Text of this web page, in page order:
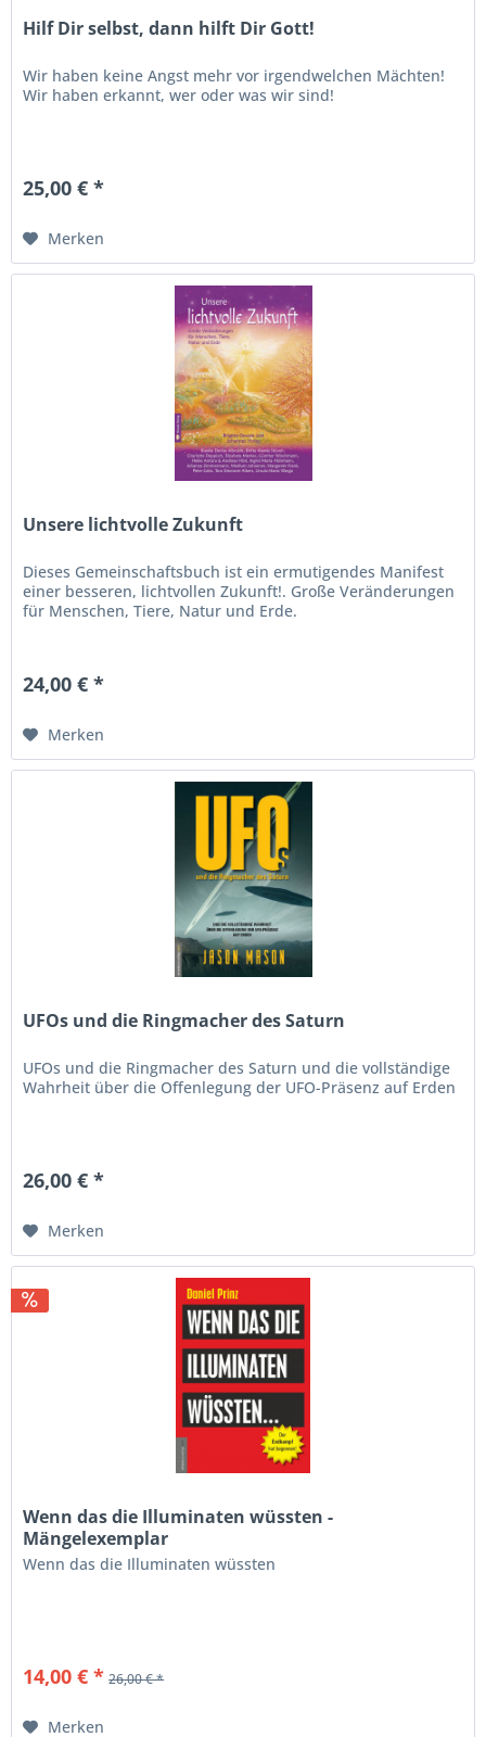
Hilf Dir selbst, dann hilft Dir Gott!
Wir haben keine Angst mehr vor irgendwelchen Mächten!
Wir haben erkannt, wer oder was wir sind!
25,00 € *
Merken
Unsere lichtvolle Zukunft
Dieses Gemeinschaftsbuch ist ein ermutigendes Manifest
einer besseren, lichtvollen Zukunft!. Große Veränderungen
für Menschen, Tiere, Natur und Erde.
24,00 € *
Merken
UFOs und die Ringmacher des Saturn
UFOs und die Ringmacher des Saturn und die vollständige
Wahrheit über die Offenlegung der UFO-Präsenz auf Erden
26,00 € *
Merken
Wenn das die Illuminaten wüssten -
Mängelexemplar
Wenn das die Illuminaten wüssten
14,00 € * 26,00 € *
Merken